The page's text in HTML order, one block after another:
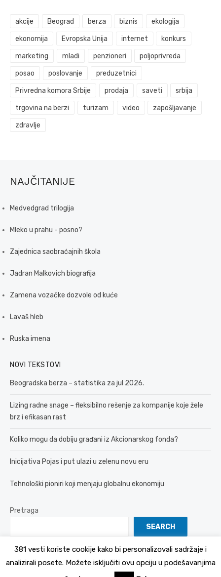
akcije Beograd berza biznis ekologija
ekonomija Evropska Unija internet konkurs
marketing mladi penzioneri poljoprivreda
posao poslovanje preduzetnici
Privredna komora Srbije prodaja saveti srbija
trgovina na berzi turizam video zapošljavanje
zdravlje
NAJČITANIJE
Medvedgrad trilogija
Mleko u prahu - posno?
Zajednica saobraćajnih škola
Jadran Malkovich biografija
Zamena vozačke dozvole od kuće
Lavaš hleb
Ruska imena
NOVI TEKSTOVI
Beogradska berza – statistika za jul 2026.
Lizing radne snage – fleksibilno rešenje za kompanije koje žele
brz i efikasan rast
Koliko mogu da dobiju građani iz Akcionarskog fonda?
Inicijativa Pojas i put ulazi u zelenu novu eru
Tehnološki pioniri koji menjaju globalnu ekonomiju
Pretraga
SEARCH
Politika Privatnosti
381 vesti koriste cookije kako bi personalizovali sadržaje i
analizirali posete. Možete isključiti ovu opciju u podešavanjima